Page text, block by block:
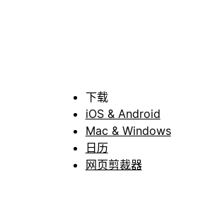
下载
iOS & Android
Mac & Windows
日历
网页剪裁器